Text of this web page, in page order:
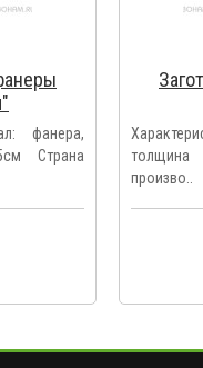
фанера,
Страна
произво..